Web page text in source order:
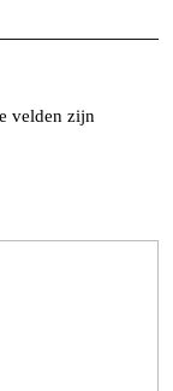
velden zijn